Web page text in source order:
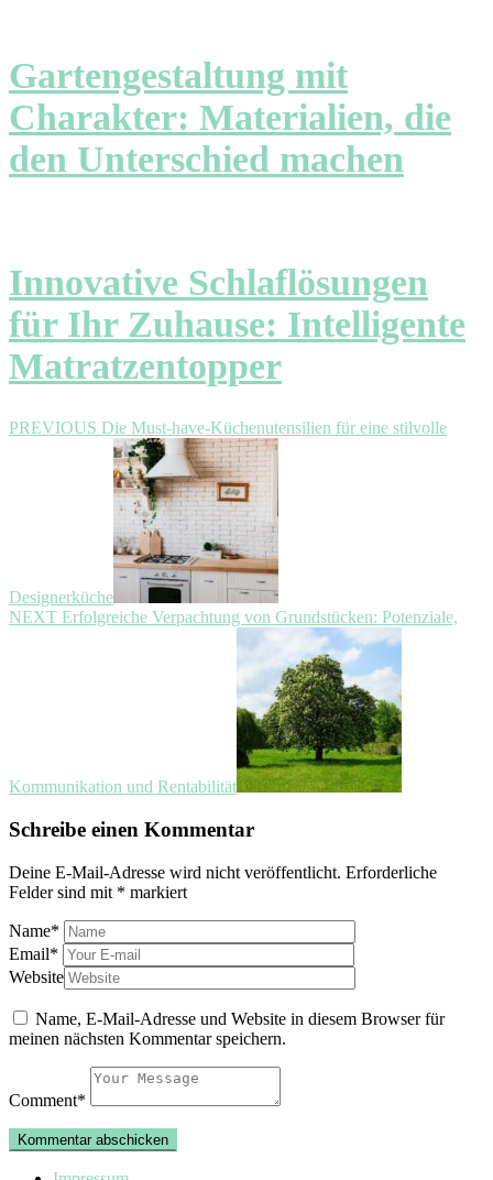
Gartengestaltung mit
Charakter: Materialien, die
den Unterschied machen
Innovative Schlaflösungen
für Ihr Zuhause: Intelligente
Matratzentopper
Beitragsnavigation
PREVIOUS Previous
post:
Die Must-have-Küchenutensilien für eine stilvolle
Designerküche
NEXT Next
Erfolgreiche Verpachtung von Grundstücken: Potenziale,
Kommunikation und Rentabilität
Schreibe einen Kommentar
Deine E-Mail-Adresse wird nicht veröffentlicht. Erforderliche
Felder sind mit * markiert
Name*
Email*
Website
Name, E-Mail-Adresse und Website in diesem Browser für
meinen nächsten Kommentar speichern.
Comment*